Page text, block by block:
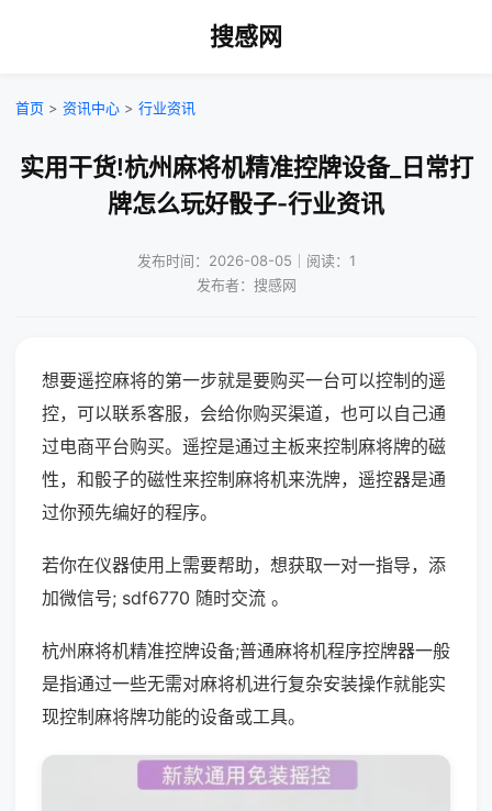
搜感网
首页 > 资讯中心 > 行业资讯
实用干货!杭州麻将机精准控牌设备_日常打
牌怎么玩好骰子-行业资讯
发布时间：2026-08-05｜阅读：1
发布者：搜感网
想要遥控麻将的第一步就是要购买一台可以控制的遥
控，可以联系客服，会给你购买渠道，也可以自己通
过电商平台购买。遥控是通过主板来控制麻将牌的磁
性，和骰子的磁性来控制麻将机来洗牌，遥控器是通
过你预先编好的程序。
若你在仪器使用上需要帮助，想获取一对一指导，添
加微信号; sdf6770 随时交流 。
杭州麻将机精准控牌设备;普通麻将机程序控牌器一般
是指通过一些无需对麻将机进行复杂安装操作就能实
现控制麻将牌功能的设备或工具。